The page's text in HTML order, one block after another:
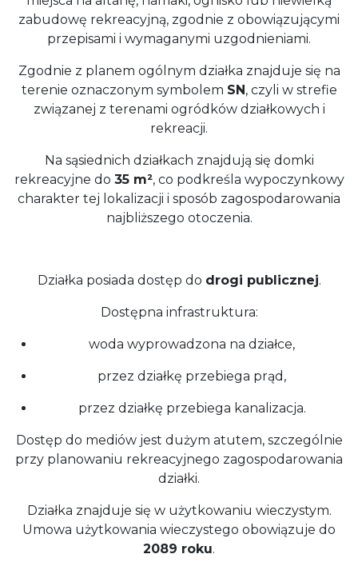
zabudowę rekreacyjną, zgodnie z obowiązującymi
przepisami i wymaganymi uzgodnieniami.
Zgodnie z planem ogólnym działka znajduje się na
terenie oznaczonym symbolem SN, czyli w strefie
związanej z terenami ogródków działkowych i
rekreacji.
Na sąsiednich działkach znajdują się domki
rekreacyjne do 35 m², co podkreśla wypoczynkowy
charakter tej lokalizacji i sposób zagospodarowania
najbliższego otoczenia.
Działka posiada dostęp do drogi publicznej.
Dostępna infrastruktura:
woda wyprowadzona na działce,
przez działkę przebiega prąd,
przez działkę przebiega kanalizacja.
Dostęp do mediów jest dużym atutem, szczególnie
przy planowaniu rekreacyjnego zagospodarowania
działki.
Działka znajduje się w użytkowaniu wieczystym.
Umowa użytkowania wieczystego obowiązuje do
2089 roku.